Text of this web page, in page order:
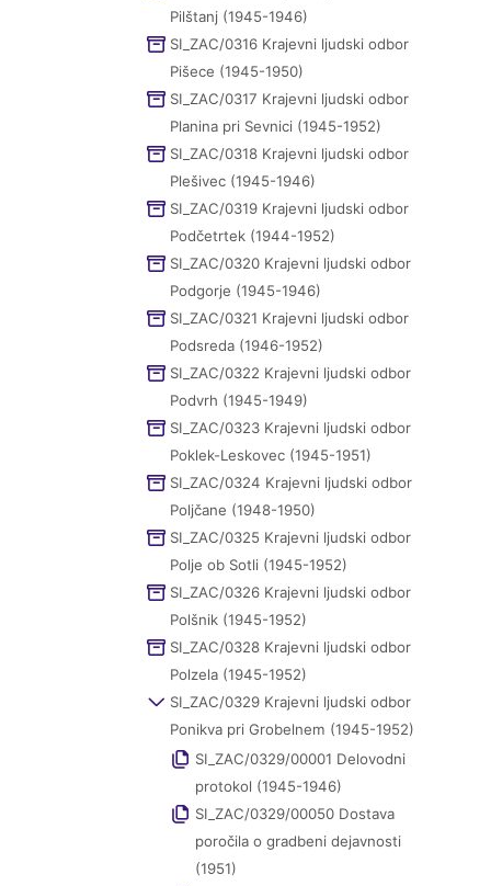
Pilštanj (1945-1946)
SI_ZAC/0316 Krajevni ljudski odbor
Pišece (1945-1950)
SI_ZAC/0317 Krajevni ljudski odbor
Planina pri Sevnici (1945-1952)
SI_ZAC/0318 Krajevni ljudski odbor
Plešivec (1945-1946)
SI_ZAC/0319 Krajevni ljudski odbor
Podčetrtek (1944-1952)
SI_ZAC/0320 Krajevni ljudski odbor
Podgorje (1945-1946)
SI_ZAC/0321 Krajevni ljudski odbor
Podsreda (1946-1952)
SI_ZAC/0322 Krajevni ljudski odbor
Podvrh (1945-1949)
SI_ZAC/0323 Krajevni ljudski odbor
Poklek-Leskovec (1945-1951)
SI_ZAC/0324 Krajevni ljudski odbor
Poljčane (1948-1950)
SI_ZAC/0325 Krajevni ljudski odbor
Polje ob Sotli (1945-1952)
SI_ZAC/0326 Krajevni ljudski odbor
Polšnik (1945-1952)
SI_ZAC/0328 Krajevni ljudski odbor
Polzela (1945-1952)
SI_ZAC/0329 Krajevni ljudski odbor
Ponikva pri Grobelnem (1945-1952)
SI_ZAC/0329/00001 Delovodni
protokol (1945-1946)
SI_ZAC/0329/00050 Dostava
poročila o gradbeni dejavnosti
(1951)